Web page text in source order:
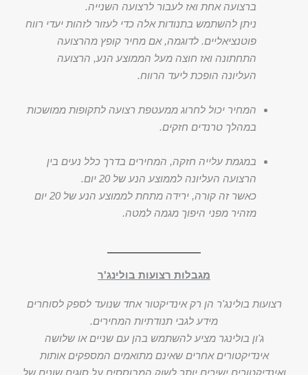
ברצועה אחת ואז לעבור לרצועה השנייה.
ניתן להשתמש בתנודות אלה כדי לעזור לזהות יעדי רווח
פוטנציאליים. לדוגמה, אם מחיר קופץ מהרצועה
התחתונה ואז חוצה מעל הממוצע הנע, הרצועה
העליונה הופכת ליעד הרווח.
המחיר יכול לחרוג ממעטפת רצועה לתקופות ממושכות
במהלך טרנדים חזקים.
במגמת עלייה חזקה, המחירים בדרך כלל נעים בין
הרצועה העליונה לממוצע הנע של 20 יום.
כאשר זה קורה, ירידה מתחת לממוצע הנע של 20 יום
מזהיר מפני היפוך מגמה למטה.
מגבלות רצועות בולינג'ר
רצועות בולינג'ר הן רק אינדיקטור אחד שנועד לספק לסוחרים
מידע לגבי תנודתיות המחירים.
ג'ון בולינגר מציע להשתמש בהן עם שניים או שלושה
אינדיקטורים אחרים שאינם מתואמים המספקים אותות